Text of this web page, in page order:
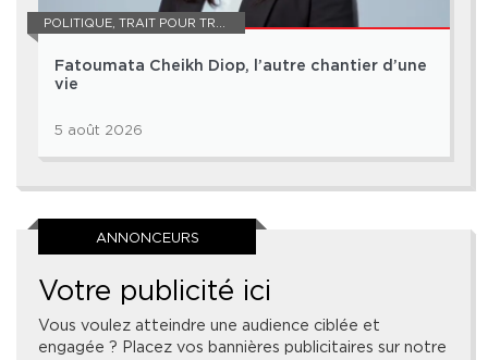
POLITIQUE, TRAIT POUR TRAIT
Fatoumata Cheikh Diop, l’autre chantier d’une
vie
5 août 2026
ANNONCEURS
Votre publicité ici
Vous voulez atteindre une audience ciblée et
engagée ? Placez vos bannières publicitaires sur notre